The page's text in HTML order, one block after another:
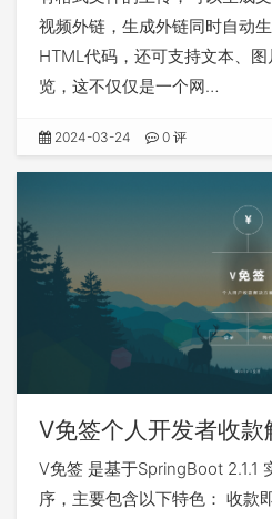
视频外链，生成外链同时自动
HTML代码，还可支持文本、
览，这不仅仅是一个网…
2024-03-24 0 评
V免签个人开发者收款
V免签 是基于SpringBoot 2.1.1
序，主要包含以下特色： 收款